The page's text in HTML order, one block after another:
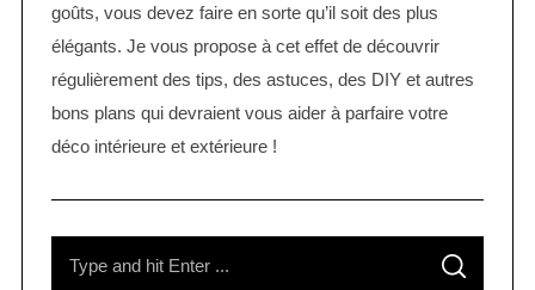
goûts, vous devez faire en sorte qu’il soit des plus
élégants. Je vous propose à cet effet de découvrir
régulièrement des tips, des astuces, des DIY et autres
bons plans qui devraient vous aider à parfaire votre
déco intérieure et extérieure !
S